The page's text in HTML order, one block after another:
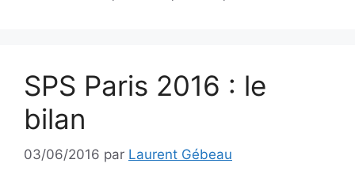
SPS Paris 2016 : le
bilan
03/06/2016 par Laurent Gébeau